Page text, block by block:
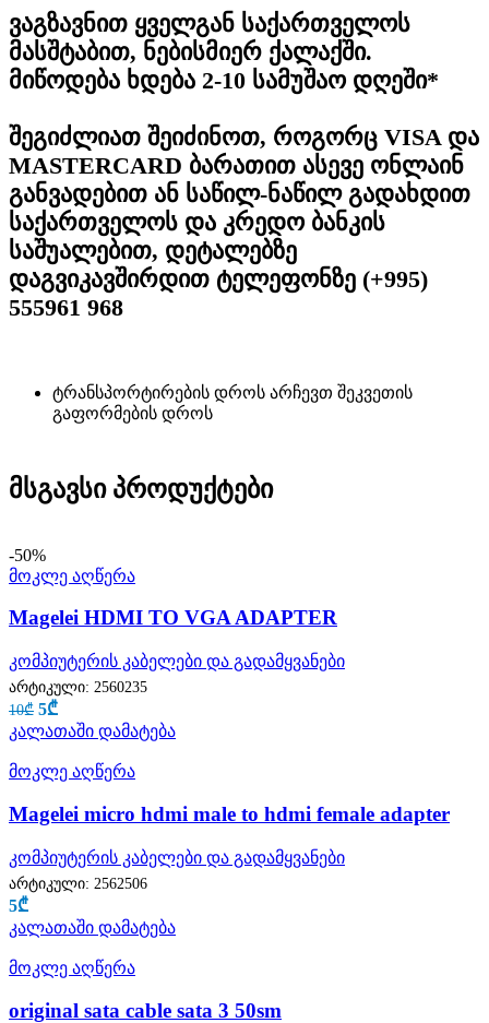
ვაგზავნით ყველგან საქართველოს
მასშტაბით, ნებისმიერ ქალაქში.
მიწოდება ხდება 2-10 სამუშაო დღეში*
შეგიძლიათ შეიძინოთ, როგორც VISA და
MASTERCARD ბარათით ასევე ონლაინ
განვადებით ან საწილ-ნაწილ გადახდით
საქართველოს და კრედო ბანკის
საშუალებით, დეტალებზე
დაგვიკავშირდით ტელეფონზე (+995)
555961 968
ტრანსპორტირების დროს არჩევთ შეკვეთის
გაფორმების დროს
მსგავსი პროდუქტები
-50%
მოკლე აღწერა
Magelei HDMI TO VGA ADAPTER
კომპიუტერის კაბელები და გადამყვანები
არტიკული: 2560235
10₾ 5₾
კალათაში დამატება
მოკლე აღწერა
Magelei micro hdmi male to hdmi female adapter
კომპიუტერის კაბელები და გადამყვანები
არტიკული: 2562506
5₾
კალათაში დამატება
მოკლე აღწერა
original sata cable sata 3 50sm